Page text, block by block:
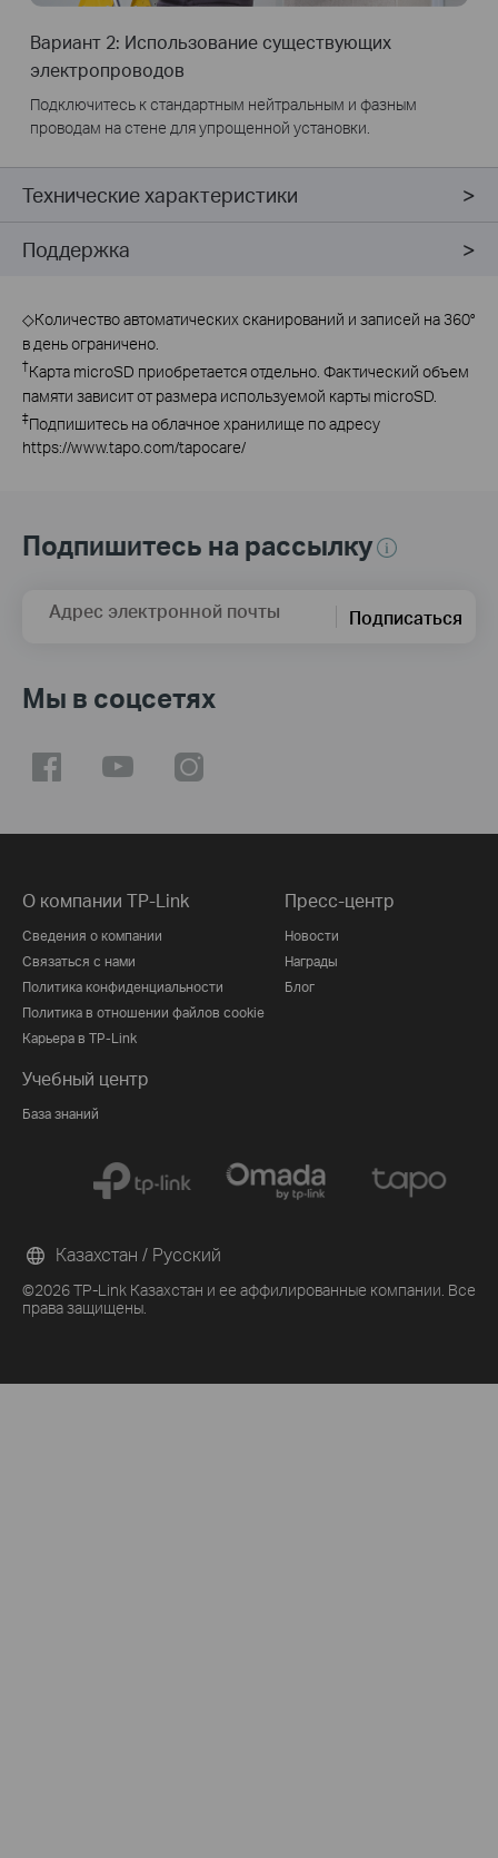
Вариант 2: Использование существующих
электропроводов
Подключитесь к стандартным нейтральным и фазным
проводам на стене для упрощенной установки.
Технические характеристики
Поддержка
◇Количество автоматических сканирований и записей на 360°
в день ограничено.
†Карта microSD приобретается отдельно. Фактический объем
памяти зависит от размера используемой карты microSD.
‡Подпишитесь на облачное хранилище по адресу
https://www.tapo.com/tapocare/
Подпишитесь на рассылку
Адрес электронной почты Подписаться
Мы в соцсетях
О компании TP-Link
Сведения о компании
Связаться с нами
Политика конфиденциальности
Политика в отношении файлов cookie
Карьера в TP-Link
Пресс-центр
Новости
Награды
Блог
Учебный центр
База знаний
©2026 TP-Link Казахстан и ее аффилированные компании. Все
права защищены.
Казахстан / Русский